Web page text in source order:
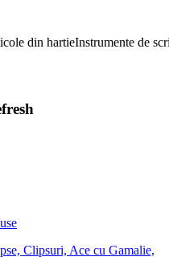
din hartieInstrumente de
Clipsuri, Ace cu Gamalie,